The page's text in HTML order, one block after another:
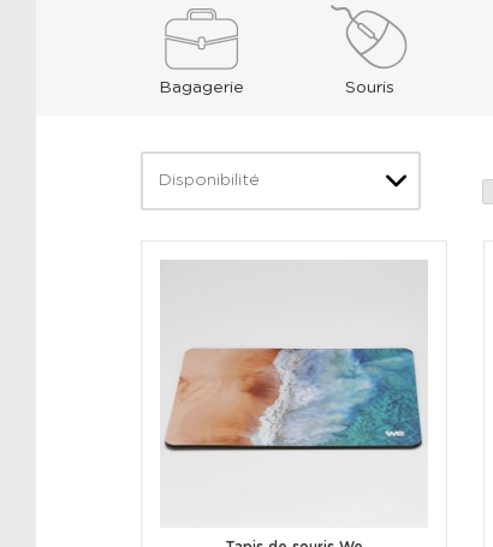
Bagagerie Souris
Disponibilité